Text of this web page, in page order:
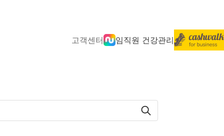
고객센터 임직원 건강관리